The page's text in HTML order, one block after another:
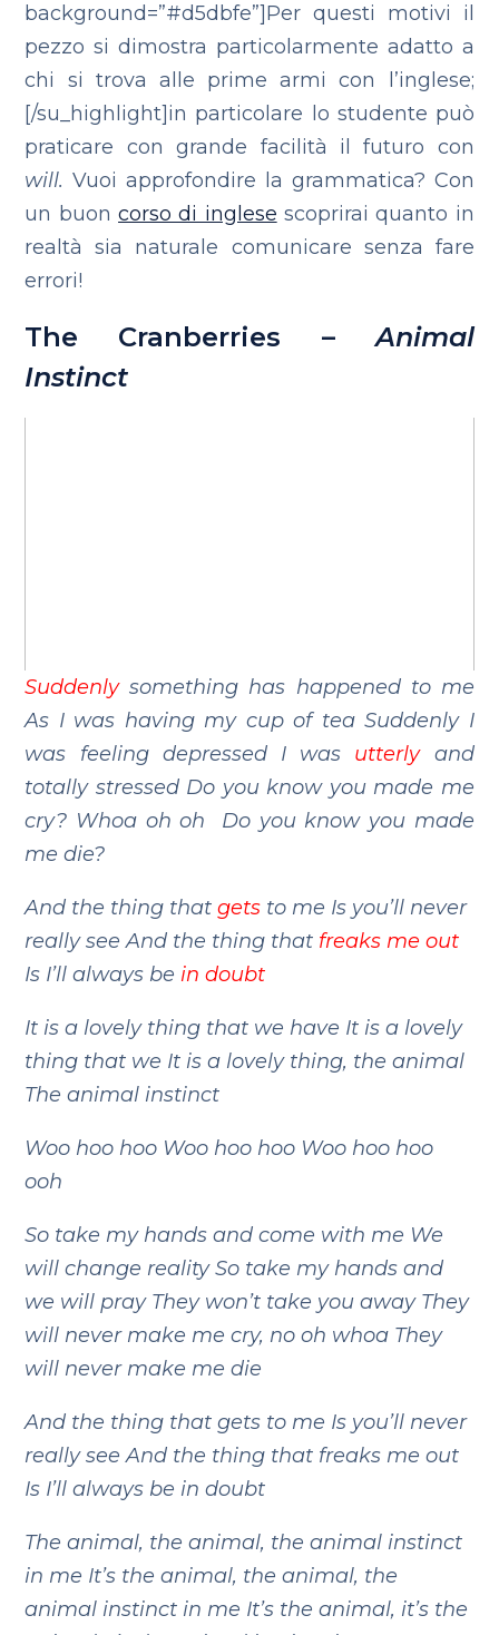
background=”#d5dbfe”]Per questi motivi il
pezzo si dimostra particolarmente adatto a
chi si trova alle prime armi con l’inglese;
[/su_highlight]in particolare lo studente può
praticare con grande facilità il futuro con
will.Vuoi approfondire la grammatica? Con
un buoncorso di inglese scoprirai quanto in
realtà sia naturale comunicare senza fare
errori!
The Cranberries –Animal
Instinct
Suddenlysomething has happened to me
As I was having my cup of tea Suddenly I
was feeling depressed I was utterlyand
totally stressed Do you know you made me
cry? Whoa oh oh
Do you know you made
me die?
And the thing thatgets to me Is you’ll never
really see And the thing that freaks me out
Is I’ll always be in doubt
It is a lovely thing that we have It is a lovely
thing that we It is a lovely thing, the animal
The animal instinct
Woo hoo hoo Woo hoo hoo Woo hoo hoo
ooh
So take my hands and come with me We
will change reality So take my hands and
we will pray They won’t take you away They
will never make me cry, no oh whoa They
will never make me die
And the thing that gets to me Is you’ll never
really see And the thing that freaks me out
Is I’ll always be in doubt
The animal, the animal, the animal instinct
in me It’s the animal, the animal, the
animal instinct in me It’s the animal, it’s the